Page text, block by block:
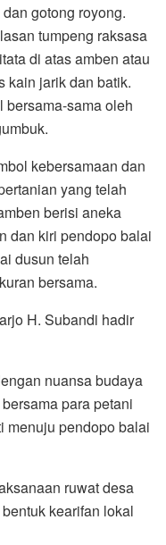
gotong royong.
tumpeng raksasa
di atas amben atau
kain jarik dan batik.
sama oleh
kebersamaan dan
yang telah
berisi aneka
dan kiri pendopo balai
dusun telah
bersama.
H. Subandi hadir
nuansa budaya
para petani
menuju pendopo balai
ruwat desa
kearifan lokal